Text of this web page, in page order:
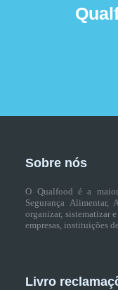
Sobre nós
O Qualfood é a
Segurança
organizar, sistematizar
empresas, instituições
Livro